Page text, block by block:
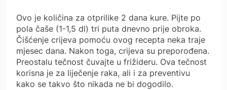
Ovo je količina za otprilike 2 dana kure. Pijte po
pola čaše (1-1,5 dl) tri puta dnevno prije obroka.
Čišćenje crijeva pomoću ovog recepta neka traje
mjesec dana. Nakon toga, crijeva su preporođena.
Preostalu tečnost čuvajte u frižideru. Ova tečnost
korisna je za liječenje raka, ali i za preventivu
kako se takvo što nikada ne bi dogodilo.